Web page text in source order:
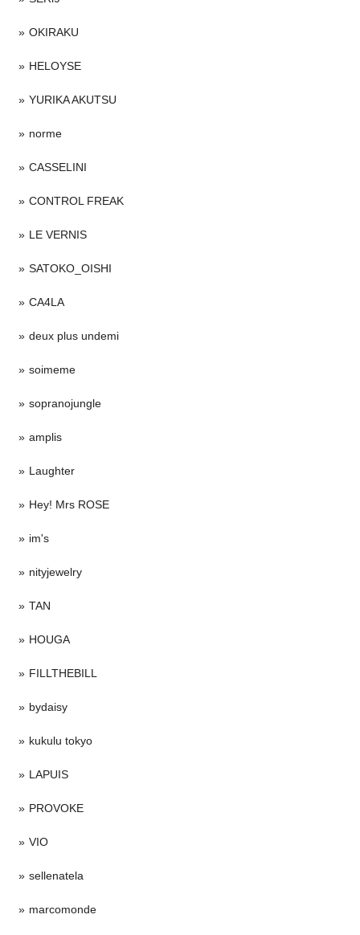
OKIRAKU
HELOYSE
YURIKA AKUTSU
norme
CASSELINI
CONTROL FREAK
LE VERNIS
SATOKO_OISHI
CA4LA
deux plus undemi
soimeme
sopranojungle
amplis
Laughter
Hey! Mrs ROSE
im's
nityjewelry
TAN
HOUGA
FILLTHEBILL
bydaisy
kukulu tokyo
LAPUIS
PROVOKE
VIO
sellenatela
marcomonde